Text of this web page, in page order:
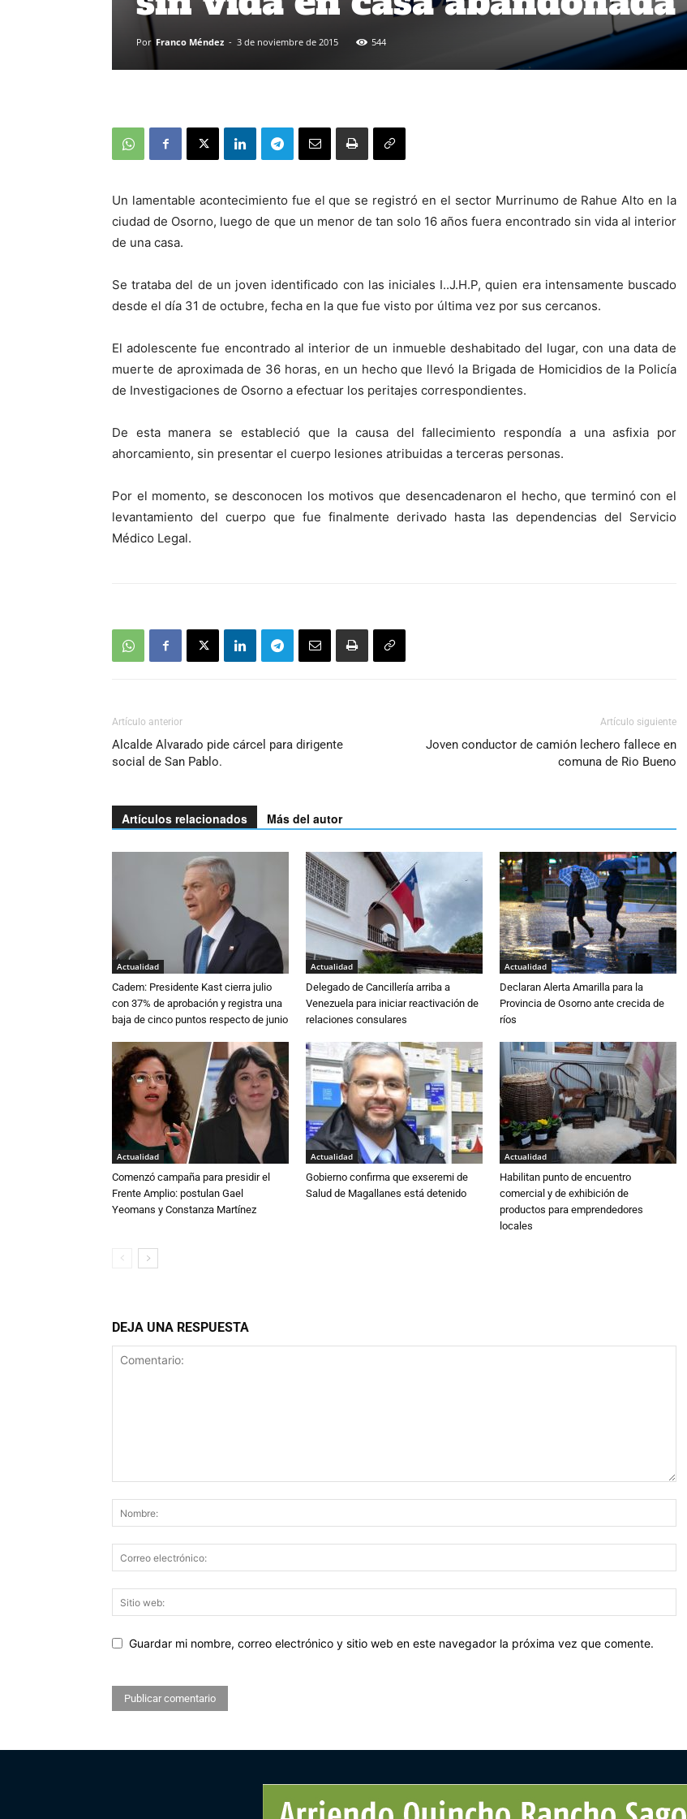
Por Franco Méndez - 3 de noviembre de 2015 544
Un lamentable acontecimiento fue el que se registró en el sector Murrinumo de Rahue Alto en la
ciudad de Osorno, luego de que un menor de tan solo 16 años fuera encontrado sin vida al interior
de una casa.
Se trataba del de un joven identificado con las iniciales I..J.H.P, quien era intensamente buscado
desde el día 31 de octubre, fecha en la que fue visto por última vez por sus cercanos.
El adolescente fue encontrado al interior de un inmueble deshabitado del lugar, con una data de
muerte de aproximada de 36 horas, en un hecho que llevó la Brigada de Homicidios de la Policía
de Investigaciones de Osorno a efectuar los peritajes correspondientes.
De esta manera se estableció que la causa del fallecimiento respondía a una asfixia por
ahorcamiento, sin presentar el cuerpo lesiones atribuidas a terceras personas.
Por el momento, se desconocen los motivos que desencadenaron el hecho, que terminó con el
levantamiento del cuerpo que fue finalmente derivado hasta las dependencias del Servicio
Médico Legal.
Artículo anterior
Alcalde Alvarado pide cárcel para dirigente
social de San Pablo.
Artículo siguiente
Joven conductor de camión lechero fallece en
comuna de Rio Bueno
Artículos relacionados Más del autor
Actualidad
Cadem: Presidente Kast cierra julio
con 37% de aprobación y registra una
baja de cinco puntos respecto de junio
Actualidad
Delegado de Cancillería arriba a
Venezuela para iniciar reactivación de
relaciones consulares
Actualidad
Declaran Alerta Amarilla para la
Provincia de Osorno ante crecida de
ríos
Actualidad
Comenzó campaña para presidir el
Frente Amplio: postulan Gael
Yeomans y Constanza Martínez
Actualidad
Gobierno confirma que exseremi de
Salud de Magallanes está detenido
Actualidad
Habilitan punto de encuentro
comercial y de exhibición de
productos para emprendedores
locales
DEJA UNA RESPUESTA
Guardar mi nombre, correo electrónico y sitio web en este navegador la próxima vez que comente.